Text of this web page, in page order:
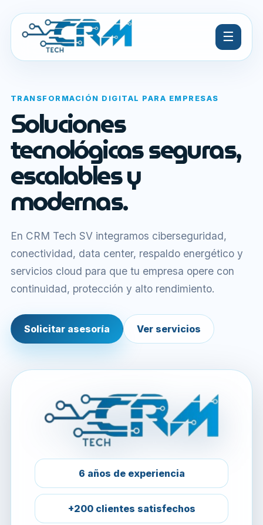
☰
TRANSFORMACIÓN DIGITAL PARA EMPRESAS
Soluciones
tecnológicas seguras,
escalables y
modernas.
En CRM Tech SV integramos ciberseguridad,
conectividad, data center, respaldo energético y
servicios cloud para que tu empresa opere con
continuidad, protección y alto rendimiento.
Solicitar asesoría Ver servicios
6 años de experiencia
+200 clientes satisfechos